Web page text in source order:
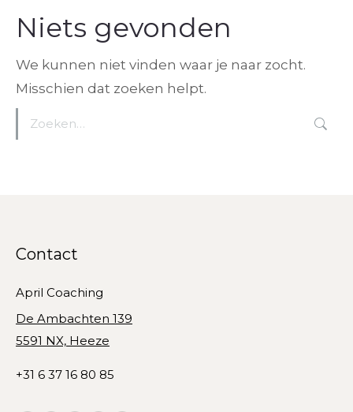
Niets gevonden
We kunnen niet vinden waar je naar zocht.
Misschien dat zoeken helpt.
Zoeken:
Contact
April Coaching
De Ambachten 139
5591 NX, Heeze
+31 6 37 16 80 85